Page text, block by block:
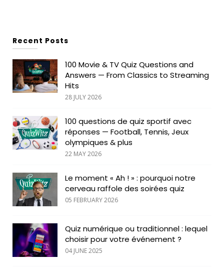
Recent Posts
100 Movie & TV Quiz Questions and
Answers — From Classics to Streaming
Hits
28 JULY 2026
100 questions de quiz sportif avec
réponses — Football, Tennis, Jeux
olympiques & plus
22 MAY 2026
Le moment « Ah ! » : pourquoi notre
cerveau raffole des soirées quiz
05 FEBRUARY 2026
Quiz numérique ou traditionnel : lequel
choisir pour votre événement ?
04 JUNE 2025